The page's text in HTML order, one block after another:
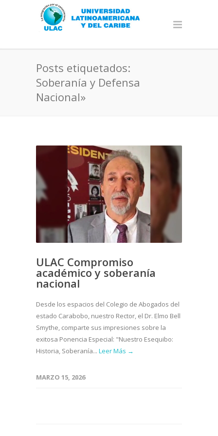
Posts etiquetados:
Soberanía y Defensa
Nacional»
ULAC Compromiso
académico y soberanía
nacional
Desde los espacios del Colegio de Abogados del
estado Carabobo, nuestro Rector, el Dr. Elmo Bell
Smythe, comparte sus impresiones sobre la
exitosa Ponencia Especial: "Nuestro Esequibo:
Historia, Soberanía... Leer Más →
MARZO 15, 2026